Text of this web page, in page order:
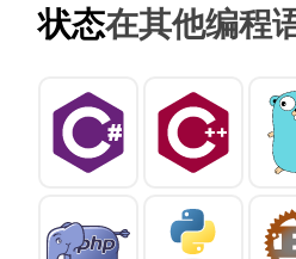
状态在其他编程